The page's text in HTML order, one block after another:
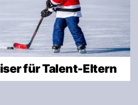
für Talent-Eltern